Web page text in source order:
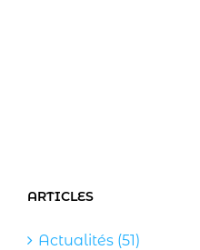
ARTICLES
Actualités (51)